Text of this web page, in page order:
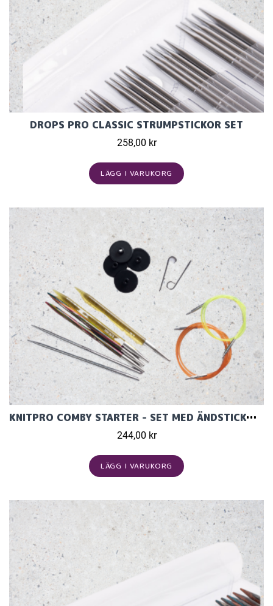
DROPS PRO CLASSIC STRUMPSTICKOR SET
258,00 kr
LÄGG I VARUKORG
KNITPRO COMBY STARTER - SET MED ÄNDSTICKOR (3 PAR, 13 CM)
244,00 kr
LÄGG I VARUKORG